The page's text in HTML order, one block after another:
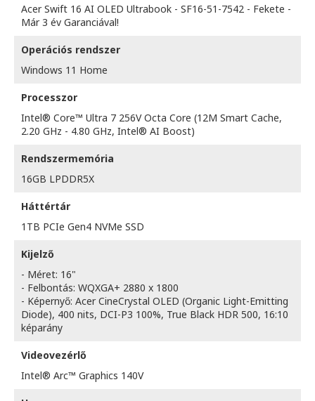
Acer Swift 16 AI OLED Ultrabook - SF16-51-7542 - Fekete -
Már 3 év Garanciával!
Operációs rendszer
Windows 11 Home
Processzor
Intel® Core™ Ultra 7 256V Octa Core (12M Smart Cache,
2.20 GHz - 4.80 GHz, Intel® AI Boost)
Rendszermemória
16GB LPDDR5X
Háttértár
1TB PCIe Gen4 NVMe SSD
Kijelző
- Méret: 16"
- Felbontás: WQXGA+ 2880 x 1800
- Képernyő: Acer CineCrystal OLED (Organic Light-Emitting
Diode), 400 nits, DCI-P3 100%, True Black HDR 500, 16:10
képarány
Videovezérlő
Intel® Arc™ Graphics 140V